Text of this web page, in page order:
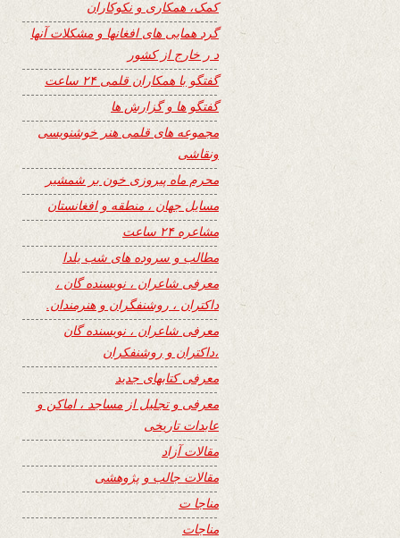
کمک، همکاری و نکوکاران
گرد همایی های افغانها و مشکلات آنها
د ر خارج از کشور
گفتگو با همکاران قلمی ۲۴ ساعت
گفتگو ها و گزارش ها
مجموعه های قلمی هنر خوشنویسی
ونقاشی
محرم ماه پیروزی خون بر شمشیر
مسایل جهان ، منطقه و افغانستان
مشاعره ۲۴ ساعت
مطالب و سروده های شب یلدا
معرفی شاعران ، نویسنده گان ،
داکتران ، روشنفگران و هنرمندان.
معرفی شاعران ، نویسنده گان
،داکتران و روشنفکران
معرفی کتابهای جدید
معرفی و تجلیل از مساجد ، اماکن و
عابدات تاریخی
مقالات آزاد
مقالات جالب و پژوهشی
مناجا ت
مناجات